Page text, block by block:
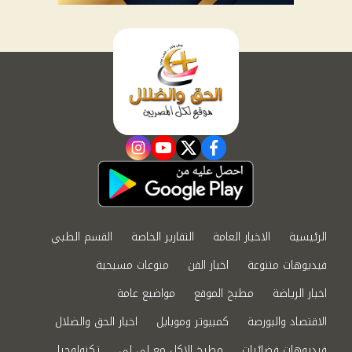
facebook
twitter
youtube
instagram
الرئيسية الاخبار العامة التقارير الخاصة
القسم الطبي
فيديوهات متنوعة
اخبار الفن
منوعات مسيحية
اخبار الرياضة
مطبخ الموقع
مواضيع عامة
الاقتصاد والبورصة
كمبيوتر وموبايل
اخبار الحق والضلال